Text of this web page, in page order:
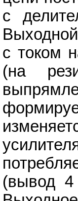
с
с током
(на
(вывод 4